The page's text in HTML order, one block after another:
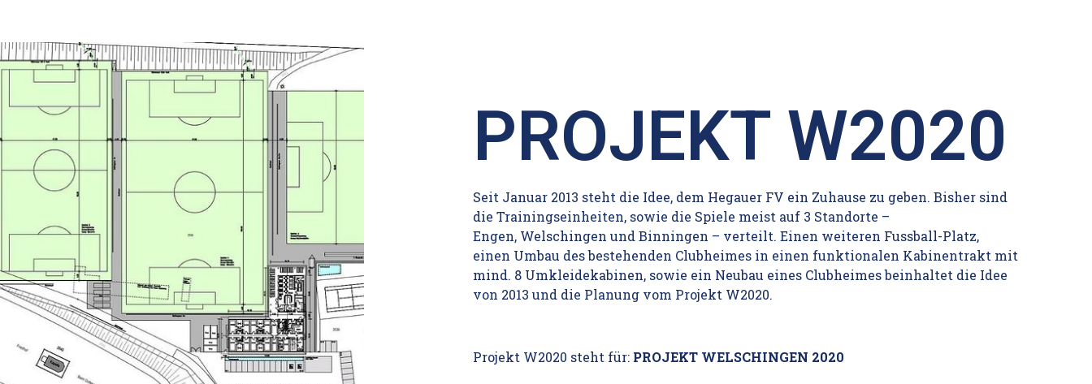
PROJEKT W2020
Seit Januar 2013 steht die Idee, dem Hegauer FV ein Zuhause zu geben. Bisher sind
die Trainingseinheiten, sowie die Spiele meist auf 3 Standorte –
Engen, Welschingen und Binningen – verteilt. Einen weiteren Fussball-Platz,
einen Umbau des bestehenden Clubheimes in einen funktionalen Kabinentrakt mit
mind. 8 Umkleidekabinen, sowie ein Neubau eines Clubheimes beinhaltet die Idee
von 2013 und die Planung vom Projekt W2020.
Projekt W2020 steht für: PROJEKT WELSCHINGEN 2020